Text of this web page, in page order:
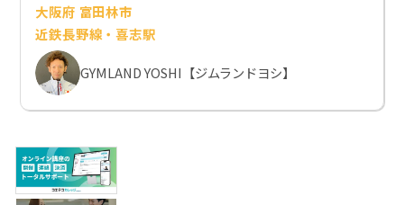
大阪府 富田林市
近鉄長野線・喜志駅
GYMLAND YOSHI【ジムランドヨシ】